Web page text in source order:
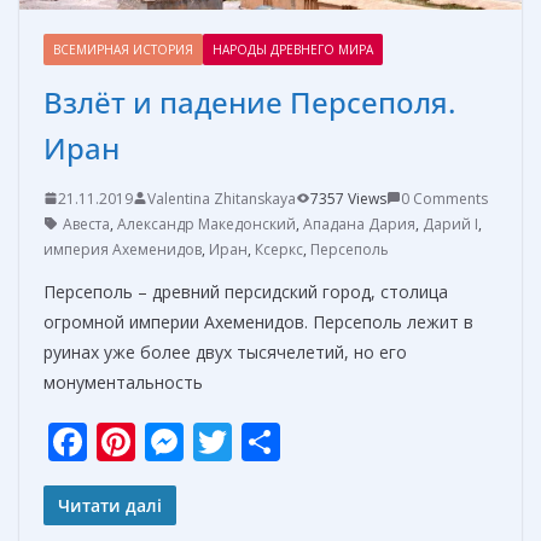
ВСЕМИРНАЯ ИСТОРИЯ НАРОДЫ ДРЕВНЕГО МИРА
Взлёт и падение Персеполя.
Иран
21.11.2019 Valentina Zhitanskaya 7357 Views
0 Comments
Авеста, Александр Македонский, Ападана Дария, Дарий I,
империя Ахеменидов, Иран, Ксеркс, Персеполь
Персеполь – древний персидский город, столица
огромной империи Ахеменидов. Персеполь лежит в
руинах уже более двух тысячелетий, но его
монументальность
F
ac
e
Pi
nt
er
M T
Читати далі